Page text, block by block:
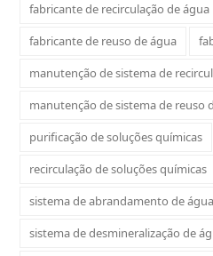
fabricante de recirculação de água
fabricante de reuso de água
manutenção de sistema de
manutenção de sistema de reuso
purificação de soluções químicas
recirculação de soluções químicas
sistema de abrandamento de água
sistema de desmineralização de